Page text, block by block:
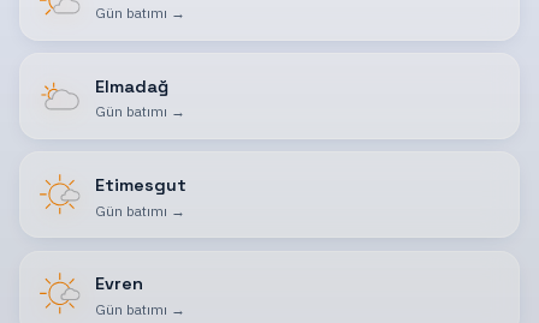
Gün batımı →
Elmadağ
Gün batımı →
Etimesgut
Gün batımı →
Evren
Gün batımı →